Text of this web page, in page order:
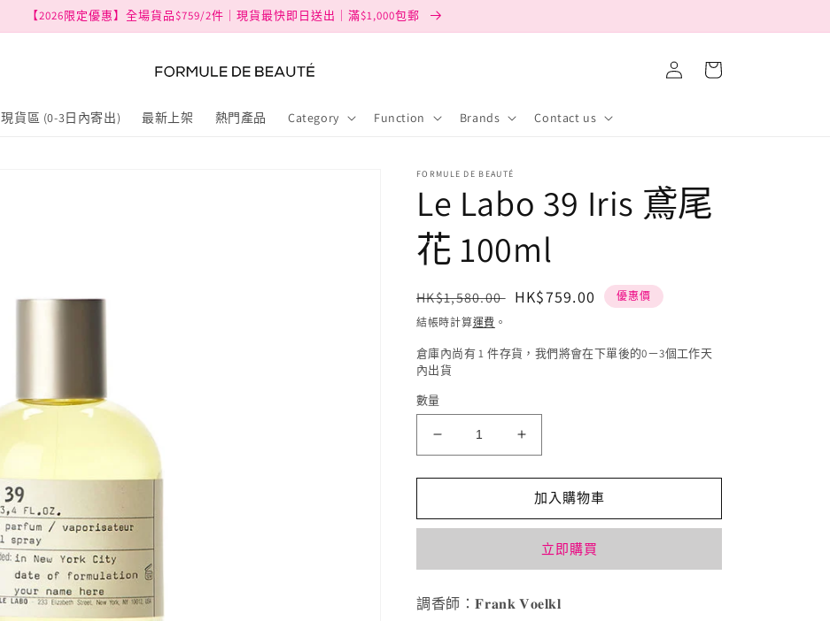
【2026限定優惠】全場貨品$759/2件｜現貨最快即日送出｜滿$1,000包郵
現貨區 (0-3日內寄出) 最新上架 熱門產品 Category Function Brands Contact us
登
入
物
FORMULE DE BEAUTÉ
Le Labo 39 Iris 鳶尾
花 100ml
定
價
HK$1,580.00 售
HK$759.00
優惠價
結帳時計算運費 。
倉庫內尚有 1 件存貨，我們將會在下單後的0－3個工作天
內出貨
數量
Labo
39
鳶
花
數
Le
Labo
39
Iris
鳶
花
數
加入購物車
立即購買
調香師：𝐅𝐫𝐚𝐧𝐤𝐕𝐨𝐞𝐥𝐤𝐥